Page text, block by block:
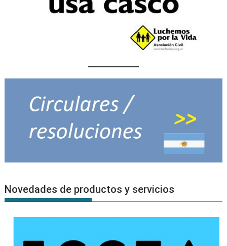
Novedades de productos y servicios